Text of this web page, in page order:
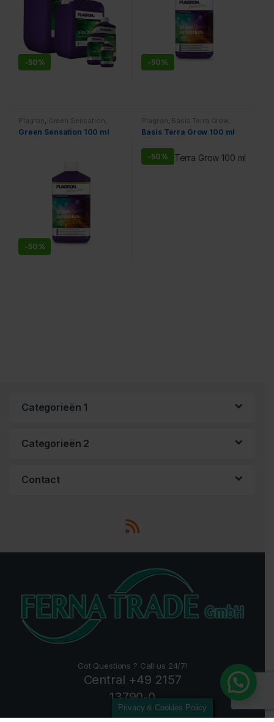
-50% -50%
Plagron, Green Sensation,
Voeding
Green Sensation 100 ml
-50%
Plagron, Basis Terra Grow,
Voeding
Basis Terra Grow 100 ml
-50%
Categorieën 1
Categorieën 2
Contact
Got Questions ? Call us 24/7!
Central +49 2157
13790-0
Privacy & Cookies Policy